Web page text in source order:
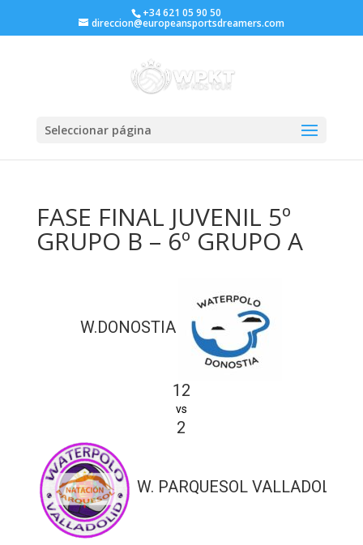
+34 621 05 90 50
direccion@europeansportsdreamers.com
Seleccionar página
FASE FINAL JUVENIL 5º
GRUPO B – 6º GRUPO A
W.DONOSTIA
12
vs
2
W. PARQUESOL VALLADOLID